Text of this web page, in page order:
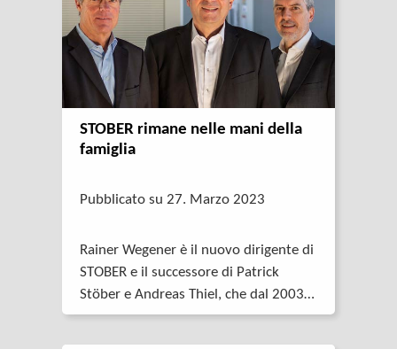
STOBER rimane nelle mani della
famiglia
Pubblicato su 27. Marzo 2023
Rainer Wegener è il nuovo dirigente di
STOBER e il successore di Patrick
Stöber e Andreas Thiel, che dal 2003
all’inizio del 2023 hanno guidato